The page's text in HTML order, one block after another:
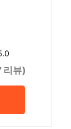
리뷰)